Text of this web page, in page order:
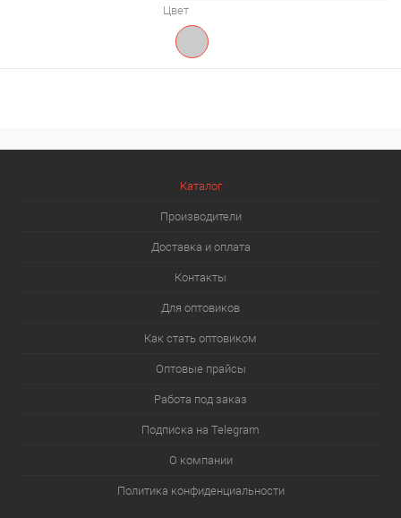
Цвет
Каталог
Производители
Доставка и оплата
Контакты
Для оптовиков
Как стать оптовиком
Оптовые прайсы
Работа под заказ
Подписка на Telegram
О компании
Политика конфиденциальности